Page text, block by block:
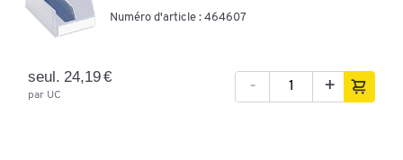
Numéro d'article : 464607
seul. 24,19 €
par UC
- +